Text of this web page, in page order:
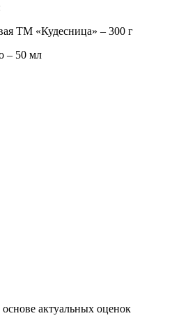
ТМ «Кудесница» – 300 г
– 50 мл
актуальных оценок